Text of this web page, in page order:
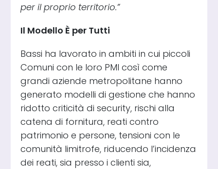
per il proprio territorio.”
Il Modello È per Tutti
Bassi ha lavorato in ambiti in cui piccoli
Comuni con le loro PMI così come
grandi aziende metropolitane hanno
generato modelli di gestione che hanno
ridotto criticità di security, rischi alla
catena di fornitura, reati contro
patrimonio e persone, tensioni con le
comunità limitrofe, riducendo l’incidenza
dei reati, sia presso i clienti sia,